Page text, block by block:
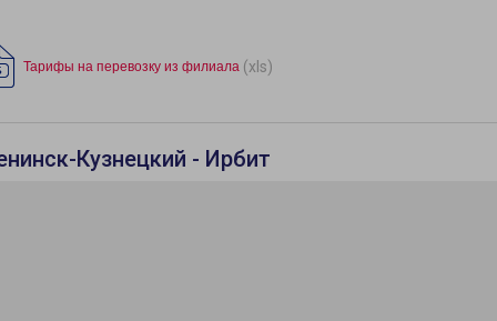
Тарифы на перевозку из филиала (xls)
Кузнецкий - Ирбит